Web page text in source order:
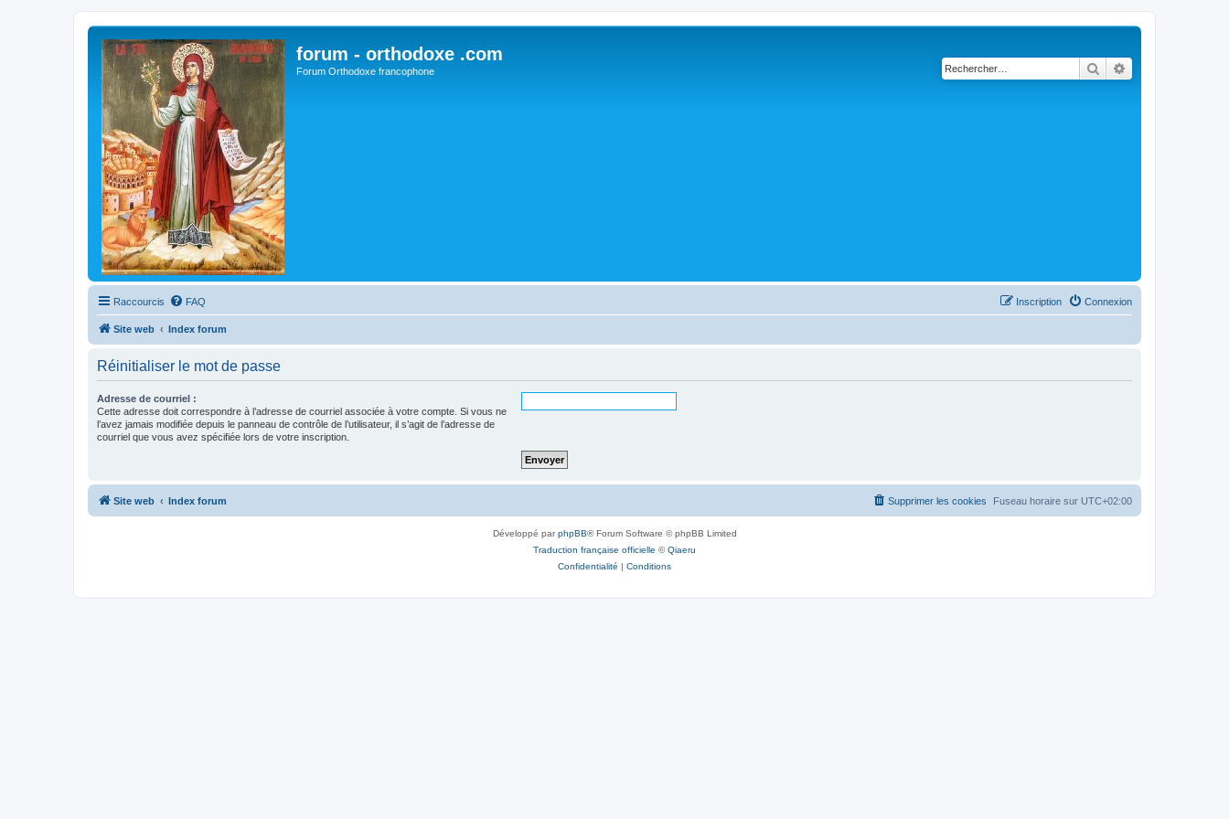
forum - orthodoxe .com
Forum Orthodoxe francophone Rechercher
Raccourcis FAQ Connexion
Inscription
Site web Index forum
Réinitialiser le mot de passe
Adresse de courriel :
Cette adresse doit correspondre à l’adresse de courriel associée à votre compte. Si vous ne
l’avez jamais modifiée depuis le panneau de contrôle de l’utilisateur, il s’agit de l’adresse de
courriel que vous avez spécifiée lors de votre inscription.
Site web Index forum Fuseau horaire sur UTC+02:00
Supprimer les cookies
Développé parphpBB® Forum Software © phpBB Limited
Traduction française officielle ©Qiaeru
Confidentialité | Conditions